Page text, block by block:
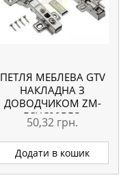
ПЕТЛЯ МЕБЛЕВА GTV
НАКЛАДНА З
ДОВОДЧИКОМ ZM-
ECHC09BEO
50,32 грн.
Додати в кошик